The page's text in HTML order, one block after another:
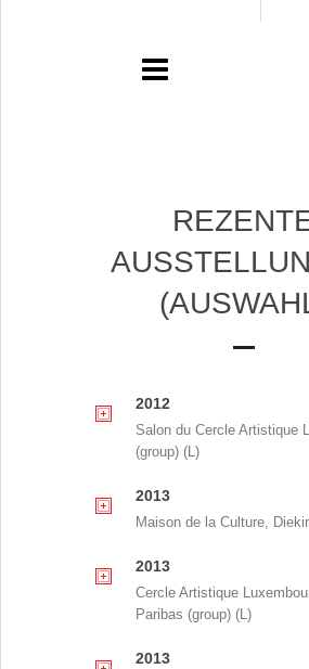
RECENT
EXHIBITIONS
CONTACT
2012
Salon du Cercle Artistique
(group) (L)
2013
Maison de la Culture,
2013
Cercle Artistique
Paribas (group) (L)
2013